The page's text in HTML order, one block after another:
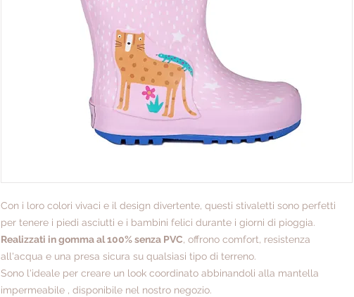
Con i loro colori vivaci e il design divertente, questi stivaletti sono perfetti
per tenere i piedi asciutti e i bambini felici durante i giorni di pioggia.
Realizzati in gomma al 100% senza PVC, offrono comfort, resistenza
all'acqua e una presa sicura su qualsiasi tipo di terreno.
Sono l'ideale per creare un look coordinato abbinandoli alla mantella
impermeabile , disponibile nel nostro negozio.